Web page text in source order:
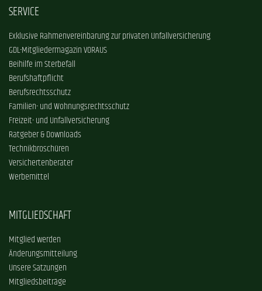
SERVICE
Exklusive Rahmenvereinbarung zur privaten Unfallversicherung
GDL-Mitgliedermagazin VORAUS
Beihilfe im Sterbefall
Berufshaftpflicht
Berufsrechtsschutz
Familien- und Wohnungsrechtsschutz
Freizeit- und Unfallversicherung
Ratgeber & Downloads
Technikbroschüren
Versichertenberater
Werbemittel
MITGLIEDSCHAFT
Mitglied werden
Änderungsmitteilung
Unsere Satzungen
Mitgliedsbeiträge